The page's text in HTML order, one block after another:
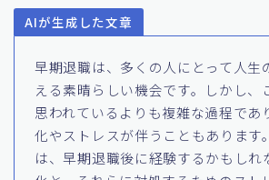
AIが生成した文章
早期退職は、多くの人にとって人生
える素晴らしい機会です。しかし、
思われているよりも複雑な過程であ
化やストレスが伴うこともあります
は、早期退職後に経験するかもしれ